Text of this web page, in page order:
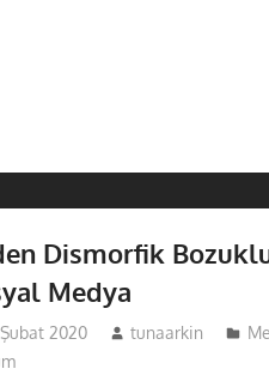
Dismorfik
Medya
Şubat 2020 tunaarkin